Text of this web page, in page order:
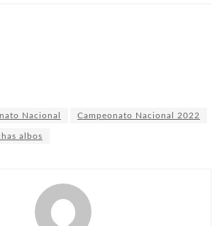
Nacional Campeonato Nacional 2022
albos